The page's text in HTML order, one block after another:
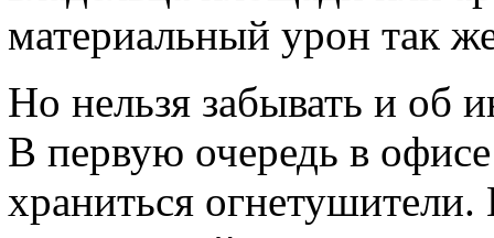
материальный урон так
Но нельзя забывать и об
В первую очередь в
храниться